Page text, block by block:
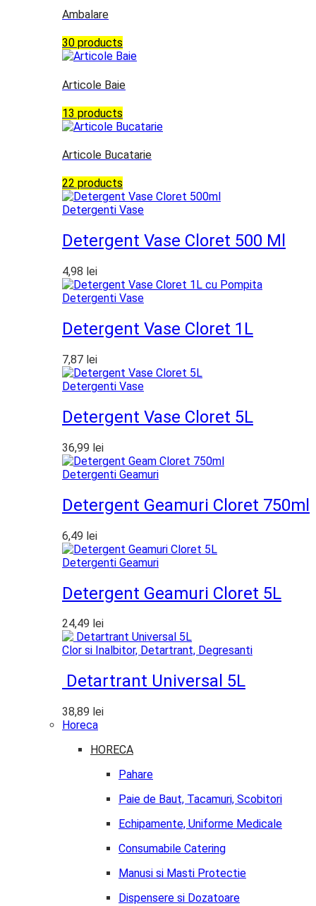
Ambalare
30 products
Articole Baie
13 products
Articole Bucatarie
22 products
Detergenti Vase
Detergent Vase Cloret 500 Ml
4,98 lei
Detergenti Vase
Detergent Vase Cloret 1L
7,87 lei
Detergenti Vase
Detergent Vase Cloret 5L
36,99 lei
Detergenti Geamuri
Detergent Geamuri Cloret 750ml
6,49 lei
Detergenti Geamuri
Detergent Geamuri Cloret 5L
24,49 lei
Clor si Inalbitor, Detartrant, Degresanti
Detartrant Universal 5L
38,89 lei
Horeca
HORECA
Pahare
Paie de Baut, Tacamuri, Scobitori
Echipamente, Uniforme Medicale
Consumabile Catering
Manusi si Masti Protectie
Dispensere si Dozatoare